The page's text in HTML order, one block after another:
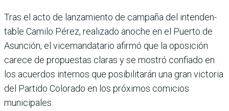
Tras el acto de lanzamiento de campaña del intenden­
table Camilo Pérez, reali­zado anoche en el Puerto de
Asunción, el vicemandata­rio afirmó que la oposición
carece de propuestas claras y se mostró confiado en
los acuerdos internos que posi­bilitarán una gran victoria
del Partido Colorado en los próxi­mos comicios
municipales.